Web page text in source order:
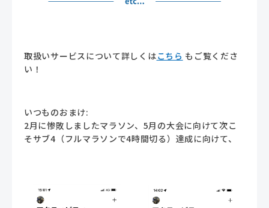
取扱いサービスについて詳しくはこちら もご覧くださ
い！
いつものおまけ:
2月に惨敗しましたマラソン、5月の大会に向けて次こ
そサブ4（フルマラソンで4時間切る）達成に向けて、